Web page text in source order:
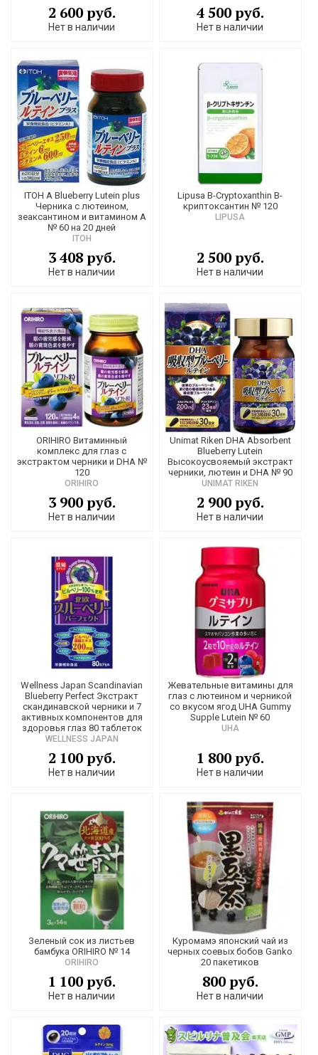
2 600 руб.
Нет в наличии
4 500 руб.
Нет в наличии
ITOH А Blueberry Lutein plus
Черника с лютеином,
зеаксантином и витамином А
№ 60 на 20 дней
ITOH
3 408 руб.
Нет в наличии
Lipusa B-Cryptoxanthin B-
криптоксантин № 120
LIPUSA
2 500 руб.
Нет в наличии
ORIHIRO Витаминный
комплекс для глаз с
экстрактом черники и DHA №
120
ORIHIRO
3 900 руб.
Нет в наличии
Unimat Riken DHA Absorbent
Blueberry Lutein
Высокоусвояемый экстракт
черники, лютеин и DHA № 90
UNIMAT RIKEN
2 900 руб.
Нет в наличии
Wellness Japan Scandinavian
Blueberry Perfect Экстракт
скандинавской черники и 7
активных компонентов для
здоровья глаз 80 таблеток
WELLNESS JAPAN
2 100 руб.
Нет в наличии
Жевательные витамины для
глаз с лютеином и черникой
со вкусом ягод UHA Gummy
Supple Lutein № 60
UHA
1 800 руб.
Нет в наличии
Зеленый сок из листьев
бамбука ORIHIRO № 14
ORIHIRO
1 100 руб.
Нет в наличии
Куромамэ японский чай из
черных соевых бобов Ganko
20 пакетиков
800 руб.
Нет в наличии